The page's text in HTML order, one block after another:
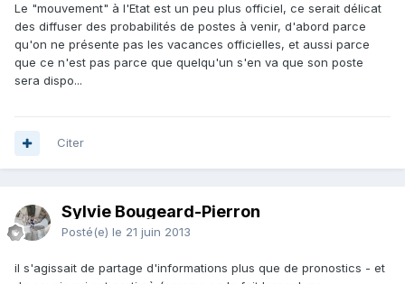
Le "mouvement" à l'Etat est un peu plus officiel, ce serait délicat
des diffuser des probabilités de postes à venir, d'abord parce
qu'on ne présente pas les vacances officielles, et aussi parce
que ce n'est pas parce que quelqu'un s'en va que son poste
sera dispo...
Citer
Sylvie Bougeard-Pierron
Posté(e) le 21 juin 2013
il s'agissait de partage d'informations plus que de pronostics - et